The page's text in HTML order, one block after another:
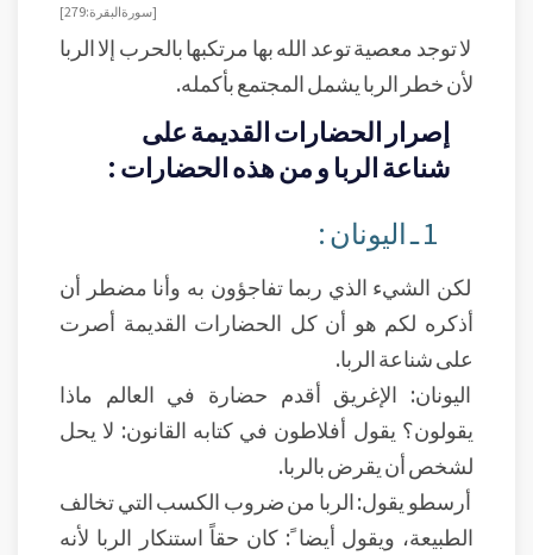
[ سورة البقرة: 279 ]
لا توجد معصية توعد الله بها مرتكبها بالحرب إلا الربا
لأن خطر الربا يشمل المجتمع بأكمله.
إصرار الحضارات القديمة على
شناعة الربا و من هذه الحضارات :
1 ـ اليونان :
لكن الشيء الذي ربما تفاجؤون به وأنا مضطر أن
أذكره لكم هو أن كل الحضارات القديمة أصرت
على شناعة الربا.
اليونان: الإغريق أقدم حضارة في العالم ماذا
يقولون؟ يقول أفلاطون في كتابه القانون: لا يحل
لشخص أن يقرض بالربا.
أرسطو يقول: الربا من ضروب الكسب التي تخالف
الطبيعة، ويقول أيضا ً: كان حقاً استنكار الربا لأنه